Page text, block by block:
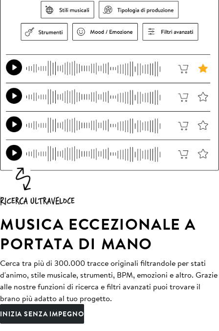
MUSICA ECCEZIONALE A
PORTATA DI MANO
Cerca tra più di 300.000 tracce originali filtrandole per stati
d'animo, stile musicale, strumenti, BPM, emozioni e altro. Grazie
alle nostre funzioni di ricerca e filtri avanzati puoi trovare il
brano più adatto al tuo progetto.
INIZIA SENZA IMPEGNO